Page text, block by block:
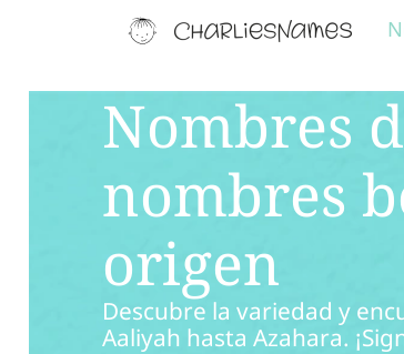
Nombres
nombres
origen
Descubre la variedad y
Aaliyah hasta Azahara.